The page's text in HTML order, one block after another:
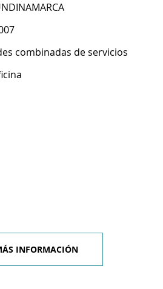
combinadas de servicios
INFORMACIÓN